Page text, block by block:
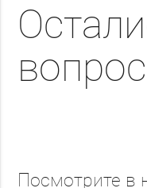
Посмотрите в